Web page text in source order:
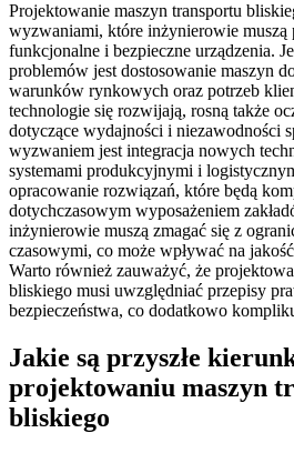
Projektowanie maszyn transportu
wyzwaniami, które inżynierowie muszą
funkcjonalne i bezpieczne urządzenia.
problemów jest dostosowanie maszyn
warunków rynkowych oraz potrzeb
technologie się rozwijają, rosną także
dotyczące wydajności i niezawodności
wyzwaniem jest integracja nowych
systemami produkcyjnymi i
opracowanie rozwiązań, które będą
dotychczasowym wyposażeniem
inżynierowie muszą zmagać się z
czasowymi, co może wpływać na
Warto również zauważyć, że
bliskiego musi uwzględniać przepisy
bezpieczeństwa, co dodatkowo
Jakie są przyszłe
projektowaniu maszyn
bliskiego